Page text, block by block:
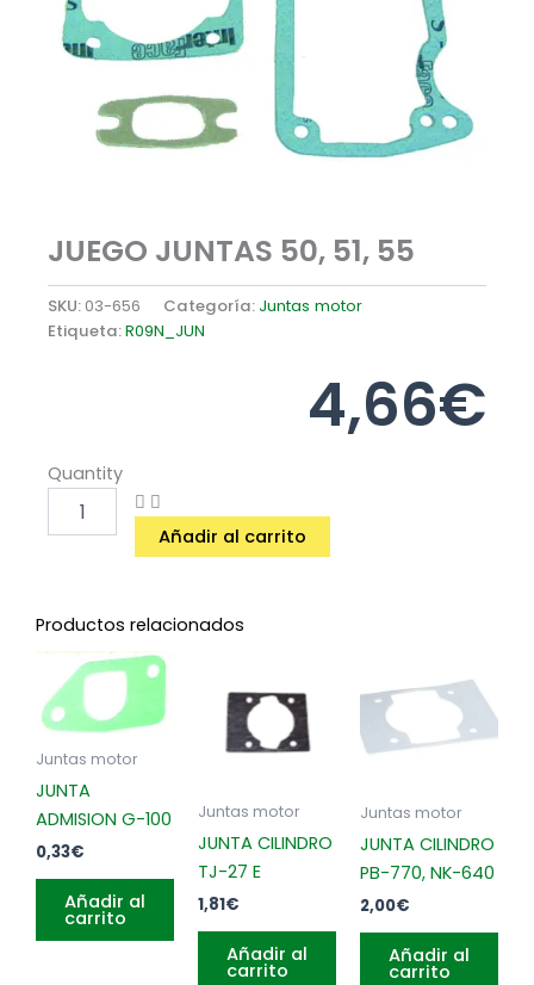
JUEGO JUNTAS 50, 51, 55
SKU: 03-656 Categoría: Juntas motor
Etiqueta:R09N_JUN
4,66€
Quantity
JUEGO
JUNTAS
51,
Añadir al carrito
Productos relacionados
Juntas motor
JUNTA
ADMISION G-100
0,33€
Añadir al
carrito
Juntas motor
JUNTA CILINDRO
TJ-27 E
1,81€
Añadir al
carrito
Juntas motor
JUNTA CILINDRO
PB-770, NK-640
2,00€
Añadir al
carrito